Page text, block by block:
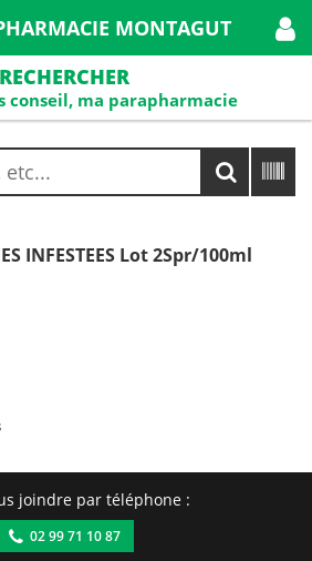
MONTAGUT
RECHERCHER
conseil, ma parapharmacie
INFESTEES Lot 2Spr/100ml
joindre par téléphone :
02 99 71 10 87